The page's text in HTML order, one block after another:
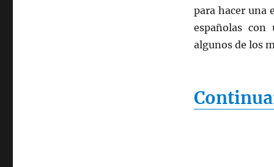
para hacer una
españolas con
algunos de los